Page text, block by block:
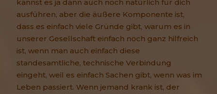
kannst es ja dann auch noch natürlich für dich
ausführen, aber die äußere Komponente ist,
dass es einfach viele Gründe gibt, warum es in
unserer Gesellschaft einfach noch ganz hilfreich
ist, wenn man auch einfach diese
standesamtliche, technische Verbindung
eingeht, weil es einfach Sachen gibt, wenn was im
Leben passiert. Wenn jemand krank ist, der